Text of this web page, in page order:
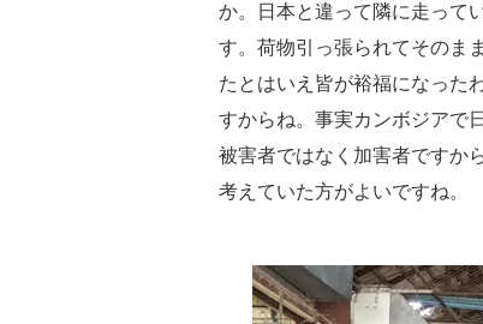
か。日本と違って隣に走って
す。荷物引っ張られてそのま
たとはいえ皆が裕福になった
すからね。事実カンボジアで
被害者ではなく加害者ですか
考えていた方がよいですね。